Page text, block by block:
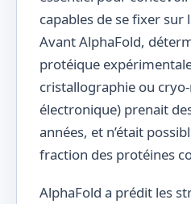
capables de se fixer sur
Avant AlphaFold,
protéique
cristallographie ou
électronique) prenait
années, et n’était
fraction des protéines
AlphaFold a prédit les